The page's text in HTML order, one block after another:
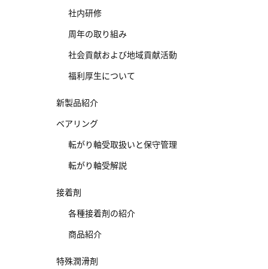
社内研修
周年の取り組み
社会貢献および地域貢献活動
福利厚生について
新製品紹介
ベアリング
転がり軸受取扱いと保守管理
転がり軸受解説
接着剤
各種接着剤の紹介
商品紹介
特殊潤滑剤